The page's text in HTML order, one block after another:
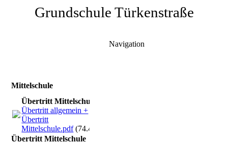
Grundschule Türkenstraße
Navigation
Mittelschule
Übertritt Mittelschule
Übertritt allgemein +
Übertritt
Mittelschule.pdf(74.49KB)
Übertritt Mittelschule